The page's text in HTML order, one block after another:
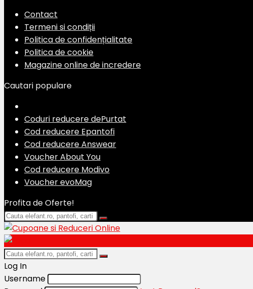
Contact
Termeni si condiții
Politica de confidențialitate
Politica de cookie
Magazine online de incredere
Cautari populare
Coduri reducere dePurtat
Cod reducere Epantofi
Cod reducere Answear
Voucher About You
Cod reducere Modivo
Voucher evoMag
Profita de Oferte!
Log In
Username